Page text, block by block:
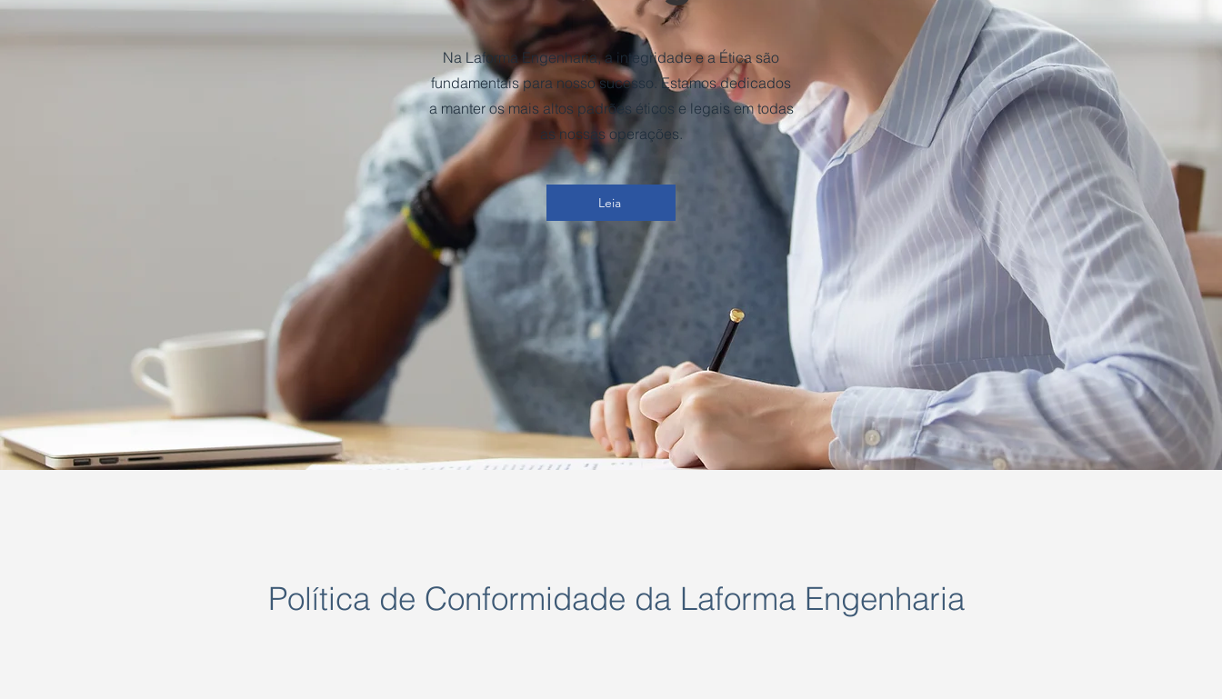
Na Laforma Engenharia, a integridade e a Ética são
fundamentais para nosso sucesso. Estamos dedicados
a manter os mais altos padrões éticos e legais em todas
as nossas operações.
Leia
Política de Conformidade da Laforma Engenharia